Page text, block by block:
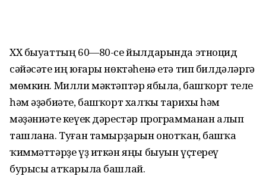
XX быуаттың 60—80-се йылдарында этноцид
сәйәсәте иң юғары нөктәһенә етә тип билдәләргә
мөмкин. Милли мәктәптәр ябыла, башҡорт теле
һәм әҙәбиәте, башҡорт халҡы тарихы һәм
мәҙәниәте кеүек дәрестәр программанан алып
ташлана. Туған тамырҙарын онотҡан, башҡа
ҡиммәттәрҙе үҙ иткән яңы быуын үҫтереү
бурысы атҡарыла башлай.